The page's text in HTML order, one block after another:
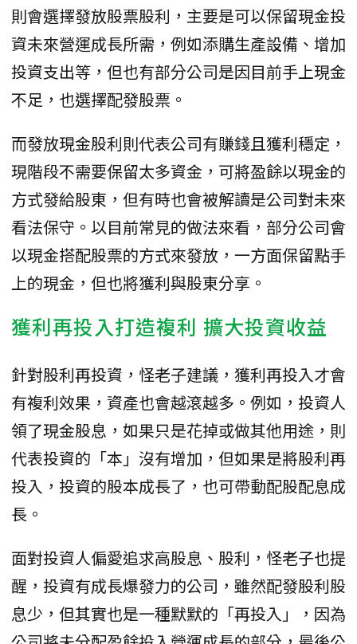
則會選擇發放股票股利，主要是可以保留現金投
資未來營運成長所需，例如添購生產設備、增加
投資支出等，但也有部分公司是因目前手上現金
不足，也選擇配發股票。
而發放現金股利則代表公司有賺錢且獲利穩定，
現階段不需要保留太多資金，可將盈餘以現金的
方式發給股東，但有時也會被解讀是公司對未來
看法保守。以目前常見的做法來看，部分公司會
以現金搭配股票的方式來發放，一方面保留點手
上的現金，但也將獲利與股東分享。
獲利再投入打造複利 擴大投資收益
針對股利再投資，怪老子建議，獲利再投入才會
有複利效果，資產也會越滾越多。例如，投資人
領了現金股息，如果只是花掉或做其他用途，則
代表投資的「本」沒有增加，但如果是將股利再
投入，投資的股本成長了，也可帶動配股配息成
長。
面對投資人偏愛追求高股息、股利，怪老子也提
醒，投資有成長爆發力的公司，雖然配發股利股
息少，但其實也是一種默默的「再投入」，因為